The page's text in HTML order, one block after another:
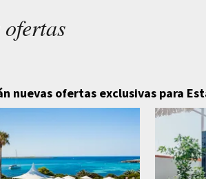
nuevas ofertas exclusivas para